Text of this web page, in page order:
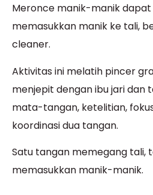
Meronce manik-manik
memasukkan manik ke tali,
cleaner.
Aktivitas ini melatih pincer
menjepit dengan ibu jari dan
mata-tangan, ketelitian,
koordinasi dua tangan.
Satu tangan memegang tali,
memasukkan manik-manik.